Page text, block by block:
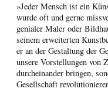
»Jeder Mensch ist ein
wurde oft und gerne
genialer Maler oder
seinem erweiterten
er an der Gestaltung der
unsere Vorstellungen von
durcheinander bringen,
Gesellschaft